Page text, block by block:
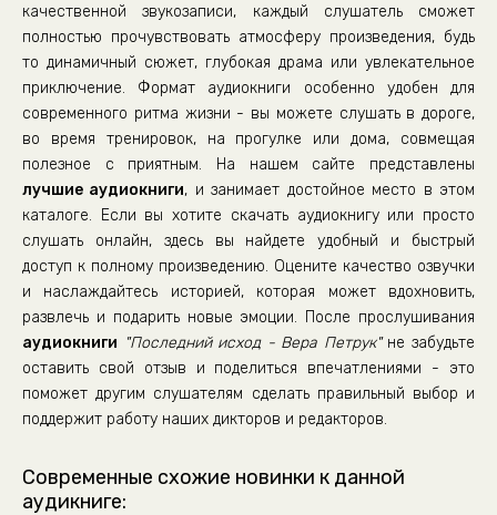
00028-
качественной звукозаписи, каждый слушатель сможет
полностью прочувствовать атмосферу произведения, будь
то динамичный сюжет, глубокая драма или увлекательное
приключение. Формат аудиокниги особенно удобен для
современного ритма жизни - вы можете слушать в дороге,
во время тренировок, на прогулке или дома, совмещая
полезное с приятным. На нашем сайте представлены
лучшие аудиокниги, и занимает достойное место в этом
каталоге. Если вы хотите скачать аудиокнигу или просто
слушать онлайн, здесь вы найдете удобный и быстрый
доступ к полному произведению. Оцените качество озвучки
и наслаждайтесь историей, которая может вдохновить,
развлечь и подарить новые эмоции. После прослушивания
аудиокниги "Последний исход - Вера Петрук"не забудьте
оставить свой отзыв и поделиться впечатлениями - это
поможет другим слушателям сделать правильный выбор и
поддержит работу наших дикторов и редакторов.
Современные схожие новинки к данной
аудикниге: